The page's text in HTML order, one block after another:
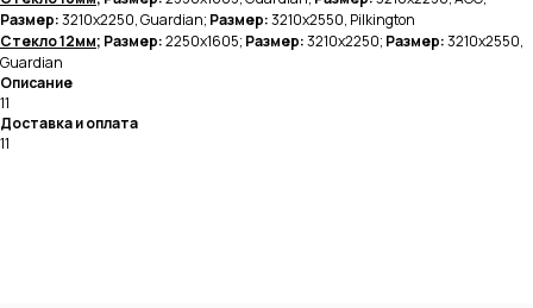
Размер:3210х2250, Guardian; Размер:3210х2550, Pilkington
Стекло 12мм; Размер:2250х1605; Размер:3210х2250; Размер:3210х2550,
Guardian
Описание
11
Доставка и оплата
11